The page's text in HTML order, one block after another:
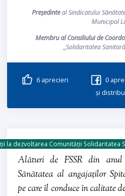
Președinteal Sindicatului
Municipal
Membru al Consiliului de
„Solidaritatea
6 aprecieri 0
și
la dezvoltarea Comunității Solidaritatea
Alături de FSSR din anul
Sănătatea al angajaților
pe care îl conduce în calitate